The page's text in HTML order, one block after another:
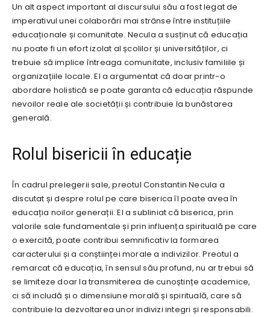
Un alt aspect important al discursului său a fost legat de
imperativul unei colaborări mai strânse între instituțiile
educaționale și comunitate. Necula a susținut că educația
nu poate fi un efort izolat al școlilor și universităților, ci
trebuie să implice întreaga comunitate, inclusiv familiile și
organizațiile locale. El a argumentat că doar printr-o
abordare holistică se poate garanta că educația răspunde
nevoilor reale ale societății și contribuie la bunăstarea
generală.
Rolul bisericii în educație
În cadrul prelegerii sale, preotul Constantin Necula a
discutat și despre rolul pe care biserica îl poate avea în
educația noilor generații. El a subliniat că biserica, prin
valorile sale fundamentale și prin influența spirituală pe care
o exercită, poate contribui semnificativ la formarea
caracterului și a conștiinței morale a indivizilor. Preotul a
remarcat că educația, în sensul său profund, nu ar trebui să
se limiteze doar la transmiterea de cunoștințe academice,
ci să includă și o dimensiune morală și spirituală, care să
contribuie la dezvoltarea unor indivizi integri și responsabili.